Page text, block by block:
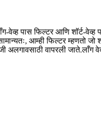
पास फिल्टर आणि शॉर्ट-वेव्ह
आम्ही फिल्टर म्हणतो जो
वापरली जाते.लाँग